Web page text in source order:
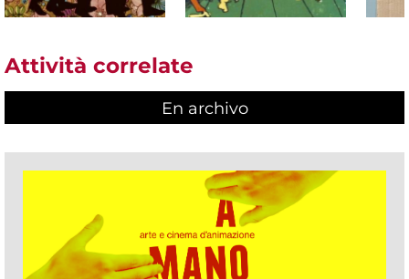
Attività correlate
En archivo